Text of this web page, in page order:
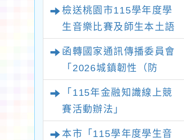
檢送桃園市115學年度學
生音樂比賽及師生本土語
函轉國家通訊傳播委員會
「2026城鎮韌性（防
演練執行計畫」
「115年金融知識線上競
賽活動辦法」
本市「115學年度學生音
立中興大學磨
線上課
產品百變處理
轉知「廢乾電池回收
桃園超幸福」廢乾電
池回收加碼活動案